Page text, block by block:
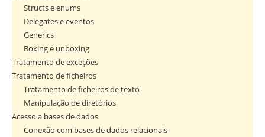
Structs e enums
Delegates e eventos
Generics
Boxing e unboxing
Tratamento de exceções
Tratamento de ficheiros
Tratamento de ficheiros de texto
Manipulação de diretórios
Acesso a bases de dados
Conexão com bases de dados relacionais